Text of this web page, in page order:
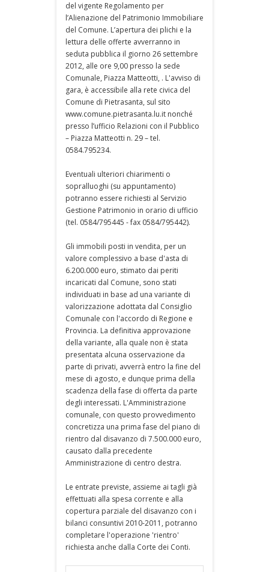
del vigente Regolamento per
l’Alienazione del Patrimonio Immobiliare
del Comune. L’apertura dei plichi e la
lettura delle offerte avverranno in
seduta pubblica il giorno 26 settembre
2012, alle ore 9,00 presso la sede
Comunale, Piazza Matteotti, . L'avviso di
gara, è accessibile alla rete civica del
Comune di Pietrasanta, sul sito
www.comune.pietrasanta.lu.it nonché
presso l’ufficio Relazioni con il Pubblico
– Piazza Matteotti n. 29 – tel.
0584.795234.
Eventuali ulteriori chiarimenti o
sopralluoghi (su appuntamento)
potranno essere richiesti al Servizio
Gestione Patrimonio in orario di ufficio
(tel. 0584/795445 - fax 0584/795442).
Gli immobili posti in vendita, per un
valore complessivo a base d'asta di
6.200.000 euro, stimato dai periti
incaricati dal Comune, sono stati
individuati in base ad una variante di
valorizzazione adottata dal Consiglio
Comunale con l'accordo di Regione e
Provincia. La definitiva approvazione
della variante, alla quale non è stata
presentata alcuna osservazione da
parte di privati, avverrà entro la fine del
mese di agosto, e dunque prima della
scadenza della fase di offerta da parte
degli interessati. L'Amministrazione
comunale, con questo provvedimento
concretizza una prima fase del piano di
rientro dal disavanzo di 7.500.000 euro,
causato dalla precedente
Amministrazione di centro destra.
Le entrate previste, assieme ai tagli già
effettuati alla spesa corrente e alla
copertura parziale del disavanzo con i
bilanci consuntivi 2010-2011, potranno
completare l'operazione 'rientro'
richiesta anche dalla Corte dei Conti.